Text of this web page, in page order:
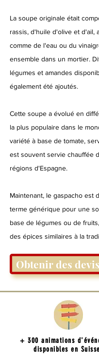
La soupe originale était
rassis, d'huile d'olive et d'ail,
comme de l'eau ou du
ensemble dans un mortier.
légumes et amandes
également été ajoutés.
Cette soupe a évolué en
la plus populaire dans le
variété à base de tomate,
est souvent servie chauffée
régions d'Espagne.
Maintenant, le gaspacho est
terme générique pour une
base de légumes ou de
des épices similaires à la
Obtenir des
+ 300 animations
disponibles en